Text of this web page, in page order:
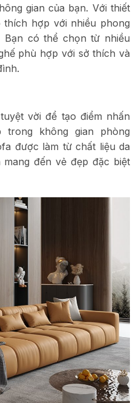
gian của bạn. Với thiết
hợp với nhiều phong
có thể chọn từ nhiều
phù hợp với sở thích và
vời để tạo điểm nhấn
không gian phòng
được làm từ chất liệu da
đến vẻ đẹp đặc biệt